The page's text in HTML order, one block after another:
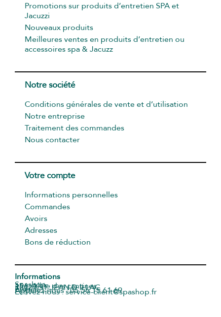
Promotions sur produits d’entretien SPA et
Jacuzzi
Nouveaux produits
Meilleures ventes en produits d’entretien ou
accessoires spa & Jacuzz
Notre société
Conditions générales de vente et d’utilisation
Notre entreprise
Traitement des commandes
Nous contacter
Votre compte
Informations personnelles
Commandes
Avoirs
Adresses
Bons de réduction
Informations
Spashop
156, Allée des cantines
33127 ST JEAN D ILLAC
France
Appelez-nous : 05 56 15 61 69
Écrivez-nous : service-client@spashop.fr